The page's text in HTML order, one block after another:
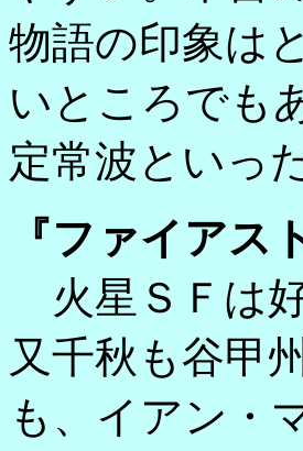
物語の印象は
いところでも
定常波といっ
『ファイア
火星ＳＦは
又千秋も谷甲
も、イアン・